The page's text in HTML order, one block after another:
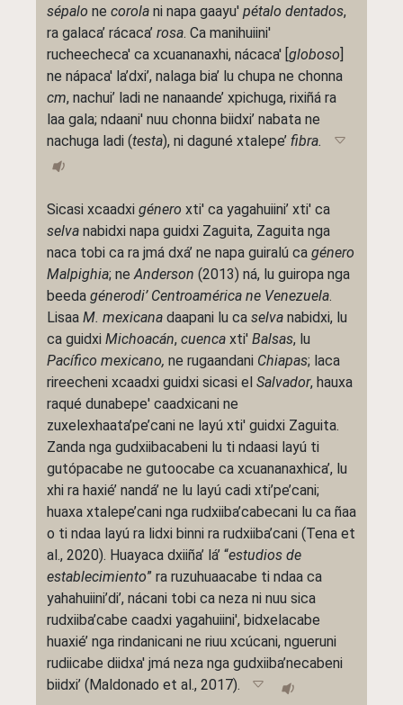
sépalo ne corola ni napa gaayu' pétalo dentados,
ra galaca’ rácaca’ rosa. Ca manihuiini'
rucheecheca' ca xcuananaxhi, nácaca' [globoso]
ne nápaca' la’dxi’, nalaga bia’ lu chupa ne chonna
cm, nachui’ ladi ne nanaande’ xpichuga, rixiñá ra
laa gala; ndaani' nuu chonna biidxi’ nabata ne
nachuga ladi (testa), ni daguné xtalepe’ fibra.
Sicasi xcaadxi género xti' ca yagahuiini’ xti' ca
selva nabidxi napa guidxi Zaguita, Zaguita nga
naca tobi ca ra jmá dxá’ ne napa guiralú ca género
Malpighia; neAnderson (2013) ná, lu guiropa nga
beeda génerodi’ Centroamérica ne Venezuela.
Lisaa M. mexicana daapani lu ca selva nabidxi, lu
ca guidxi Michoacán, cuenca xti' Balsas, lu
Pacífico mexicano, ne rugaandani Chiapas; laca
rireecheni xcaadxi guidxi sicasi el Salvador, hauxa
raqué dunabepe' caadxicani ne
zuxelexhaata’pe’cani ne layú xti' guidxi Zaguita.
Zanda nga gudxiibacabeni lu ti ndaasi layú ti
gutópacabe ne gutoocabe ca xcuananaxhica’, lu
xhi ra haxié’ nandá’ ne lu layú cadi xti’pe’cani;
huaxa xtalepe’cani nga rudxiiba’cabecani lu ca ñaa
o ti ndaa layú ra lidxi binni ra rudxiiba’cani (Tena et
al., 2020). Huayaca dxiiña’ lá’ “estudios de
establecimiento” ra ruzuhuaacabe ti ndaa ca
yahahuiini’di’, nácani tobi ca neza ni nuu sica
rudxiiba’cabe caadxi yagahuiini', bidxelacabe
huaxié’ nga rindanicani ne riuu xcúcani, ngueruni
rudiicabe diidxa' jmá neza nga gudxiiba’necabeni
biidxi’ (Maldonado et al., 2017).